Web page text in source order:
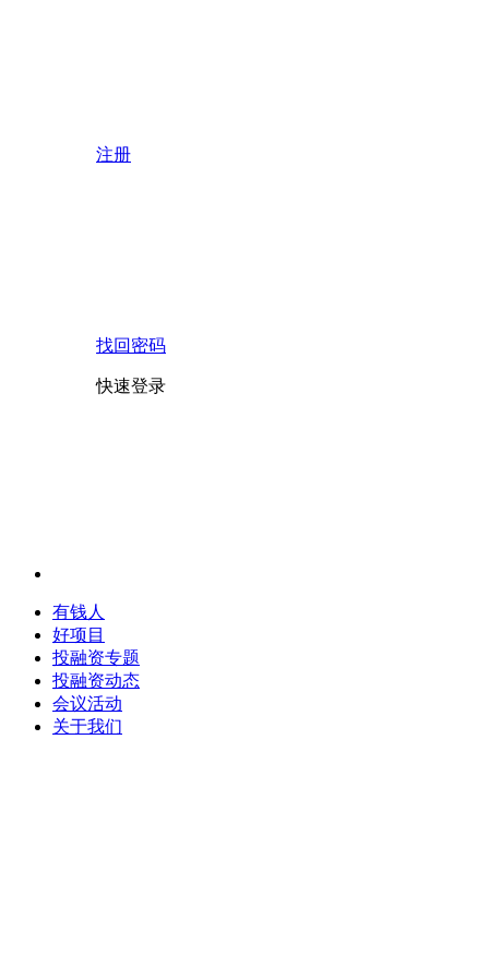
注册
找回密码
快速登录
有钱人
好项目
投融资专题
投融资动态
会议活动
关于我们